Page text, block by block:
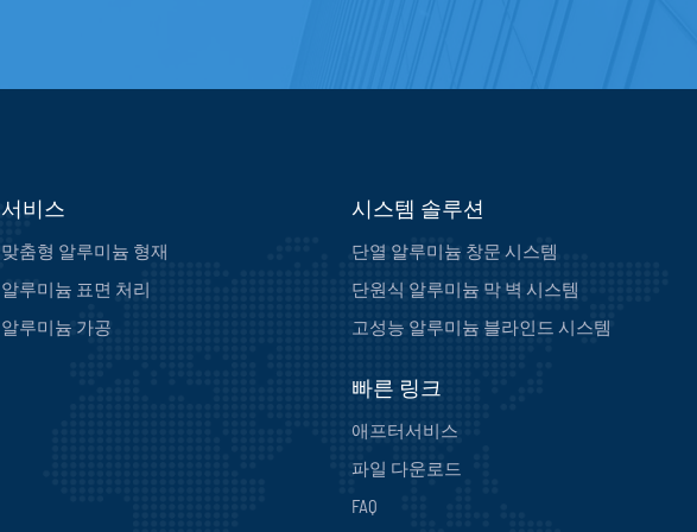
서비스
맞춤형 알루미늄 형재
알루미늄 표면 처리
알루미늄 가공
시스템 솔루션
단열 알루미늄 창문 시스템
단원식 알루미늄 막 벽 시스템
고성능 알루미늄 블라인드 시스템
빠른 링크
애프터서비스
파일 다운로드
FAQ